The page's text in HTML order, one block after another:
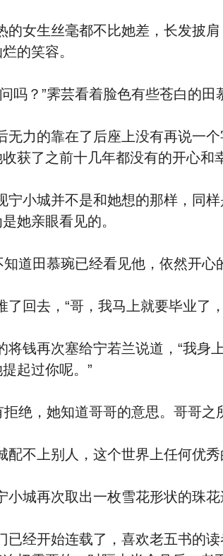
生丝毫都不比她差，长发披肩
的笑容。
？”霁芸看着脸色有些苍白的田
的靠在了后座上没有再说一个
获了之前十几年都没有的开心和
城并不是和她想的那样，同样
她亲眼看见的。
田慕琬已经看见他，依然开心
去，“哥，我马上就要毕业了，
再次塞给宁若兰说道，“我身上
起过你呢。”
，她知道哥哥的意思。哥哥之
上别人，这个世界上任何优秀
再次取出一枚雪花形状的珠花
开始连载了，喜欢老五书的读